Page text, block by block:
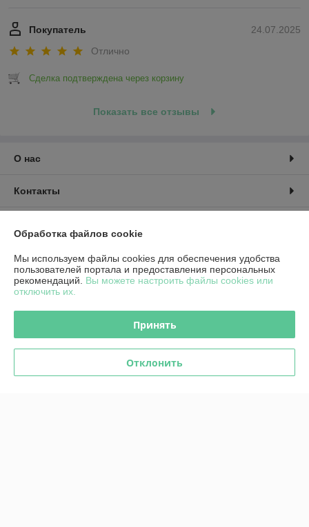
24.07.2025
Покупатель
Отлично
Сделка подтверждена через корзину
Показать все отзывы
О нас
Контакты
График работы
Полная версия сайта
Политика обработки cookies
Сайт создан на платформе Deal.by
Обработка файлов cookie
Мы используем файлы cookies для обеспечения удобства
пользователей портала и предоставления персональных
рекомендаций. Вы можете настроить файлы cookies или
отключить их.
Принять
Отклонить